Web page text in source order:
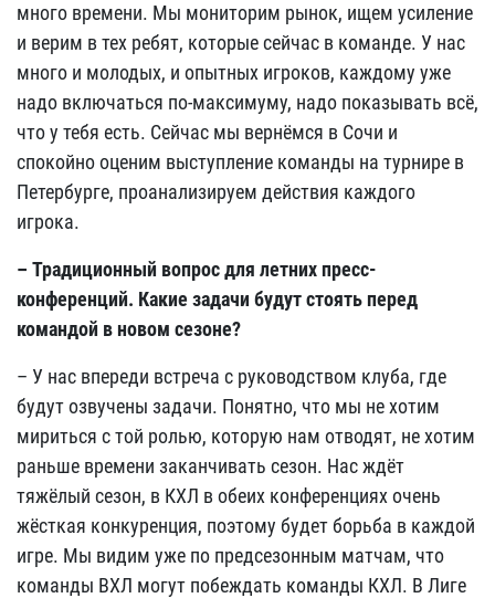
много времени. Мы мониторим рынок, ищем усиление
и верим в тех ребят, которые сейчас в команде. У нас
много и молодых, и опытных игроков, каждому уже
надо включаться по-максимуму, надо показывать всё,
что у тебя есть. Сейчас мы вернёмся в Сочи и
спокойно оценим выступление команды на турнире в
Петербурге, проанализируем действия каждого
игрока.
– Традиционный вопрос для летних пресс-
конференций. Какие задачи будут стоять перед
командой в новом сезоне?
– У нас впереди встреча с руководством клуба, где
будут озвучены задачи. Понятно, что мы не хотим
мириться с той ролью, которую нам отводят, не хотим
раньше времени заканчивать сезон. Нас ждёт
тяжёлый сезон, в КХЛ в обеих конференциях очень
жёсткая конкуренция, поэтому будет борьба в каждой
игре. Мы видим уже по предсезонным матчам, что
команды ВХЛ могут побеждать команды КХЛ. В Лиге